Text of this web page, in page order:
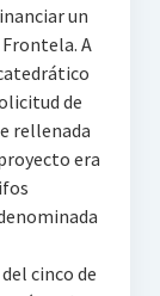
un
A
de
rellenada
era
cinco de